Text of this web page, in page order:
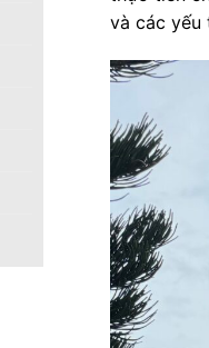
và các yếu